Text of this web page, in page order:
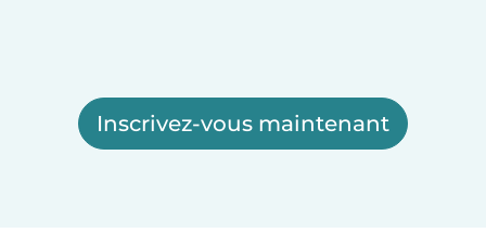
Inscrivez-vous maintenant